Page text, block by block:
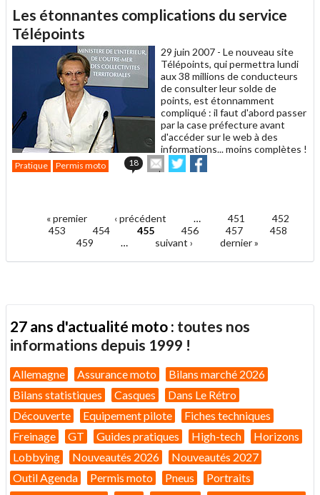
à
Les étonnantes complications du service
Télépoints
29 juin 2007 - Le nouveau site
Télépoints, qui permettra lundi
aux 38 millions de conducteurs
de consulter leur solde de
points, est étonnamment
compliqué : il faut d'abord passer
par la case préfecture avant
d'accéder sur le web à des
informations... moins complètes !
Pratique Permis moto 18
Envoyer
cet
ami
Partager
sur sur
Pages« premier ‹ précédent … 451
452
453
454 455 456 457
458
459
… suivant › dernier »
27 ans d'actualité moto : toutes nos
informations depuis 1999 !
Allemagne Assurance moto
Bilans marché 2026
Bilans statistiques
Casques
Dans Le Rétro
Découverte
Equipement pilote
Fiches techniques
Freinage
GT Guides pratiques High-tech
Horizons
Lobbying
Nouveautés 2026
Nouveautés 2027
Outil Agenda
Permis moto Pneus
Portraits